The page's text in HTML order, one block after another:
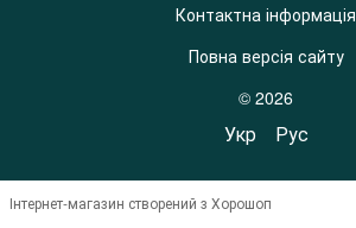
Контактна інформація
Повна версія сайту
© 2026
Укр Рус
Інтернет-магазин створений з Хорошоп